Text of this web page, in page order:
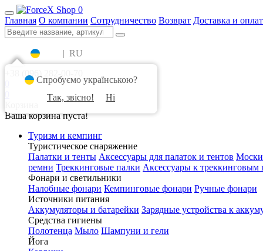
0
Главная О компании Сотрудничество Возврат Доставка и
| RU
+38 (096) 282-00-70
Ваша корзина пуста!
Туризм и кемпинг
Туристическое снаряжение
Палатки и тенты Аксессуары для палаток и тентов
ремни Треккинговые палки Аксессуары к треккинговым
Фонари и светильники
Налобные фонари Кемпинговые фонари Ручные фонари
Источники питания
Аккумуляторы и батарейки Зарядные устройства к
Средства гигиены
Полотенца Мыло Шампуни и гели
Йога
Спробуємо українською?
Так, звісно!
Ні